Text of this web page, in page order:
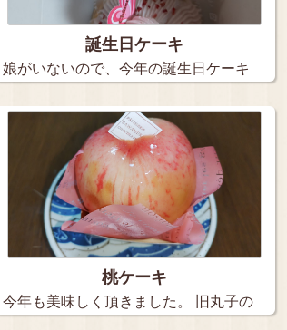
誕生日ケーキ
娘がいないので、今年の誕生日ケーキ
桃ケーキ
今年も美味しく頂きました。 旧丸子の